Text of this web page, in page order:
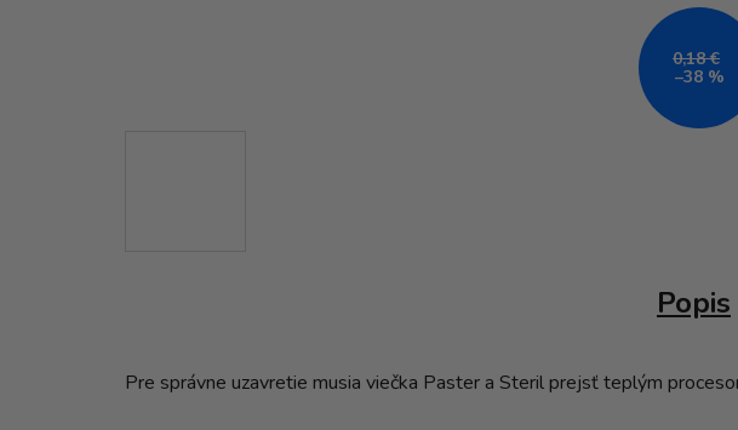
0,18 €
–38 %
Popis
Pre správne uzavretie musia viečka Paster a Steril prejsť teplým